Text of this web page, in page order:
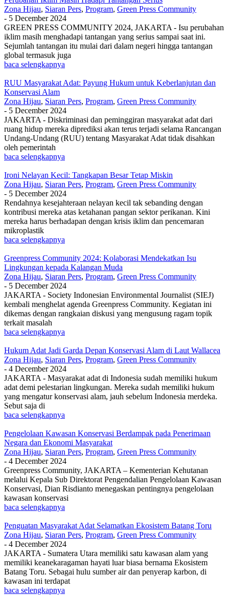
Zona Hijau, Siaran Pers, Program, Green Press Community
- 5 December 2024
GREEN PRESS COMMUNITY 2024, JAKARTA - Isu perubahan
iklim masih menghadapi tantangan yang serius sampai saat ini.
Sejumlah tantangan itu mulai dari dalam negeri hingga tantangan
global termasuk juga
baca selengkapnya
RUU Masyarakat Adat: Payung Hukum untuk Keberlanjutan dan
Konservasi Alam
Zona Hijau, Siaran Pers, Program, Green Press Community
- 5 December 2024
JAKARTA - Diskriminasi dan peminggiran masyarakat adat dari
ruang hidup mereka diprediksi akan terus terjadi selama Rancangan
Undang-Undang (RUU) tentang Masyarakat Adat tidak disahkan
oleh pemerintah
baca selengkapnya
Ironi Nelayan Kecil: Tangkapan Besar Tetap Miskin
Zona Hijau, Siaran Pers, Program, Green Press Community
- 5 December 2024
Rendahnya kesejahteraan nelayan kecil tak sebanding dengan
kontribusi mereka atas ketahanan pangan sektor perikanan. Kini
mereka harus berhadapan dengan krisis iklim dan pencemaran
mikroplastik
baca selengkapnya
Greenpress Community 2024: Kolaborasi Mendekatkan Isu
Lingkungan kepada Kalangan Muda
Zona Hijau, Siaran Pers, Program, Green Press Community
- 5 December 2024
JAKARTA - Society Indonesian Environmental Journalist (SIEJ)
kembali menghelat agenda Greenpress Community. Kegiatan ini
dikemas dengan rangkaian diskusi yang mengusung ragam topik
terkait masalah
baca selengkapnya
Hukum Adat Jadi Garda Depan Konservasi Alam di Laut Wallacea
Zona Hijau, Siaran Pers, Program, Green Press Community
- 4 December 2024
JAKARTA - Masyarakat adat di Indonesia sudah memiliki hukum
adat demi pelestarian lingkungan. Mereka sudah memiliki hukum
yang mengatur konservasi alam, jauh sebelum Indonesia merdeka.
Sebut saja di
baca selengkapnya
Pengelolaan Kawasan Konservasi Berdampak pada Penerimaan
Negara dan Ekonomi Masyarakat
Zona Hijau, Siaran Pers, Program, Green Press Community
- 4 December 2024
Greenpress Community, JAKARTA – Kementerian Kehutanan
melalui Kepala Sub Direktorat Pengendalian Pengelolaan Kawasan
Konservasi, Dian Risdianto menegaskan pentingnya pengelolaan
kawasan konservasi
baca selengkapnya
Penguatan Masyarakat Adat Selamatkan Ekosistem Batang Toru
Zona Hijau, Siaran Pers, Program, Green Press Community
- 4 December 2024
JAKARTA - Sumatera Utara memiliki satu kawasan alam yang
memiliki keanekaragaman hayati luar biasa bernama Ekosistem
Batang Toru. Sebagai hulu sumber air dan penyerap karbon, di
kawasan ini terdapat
baca selengkapnya